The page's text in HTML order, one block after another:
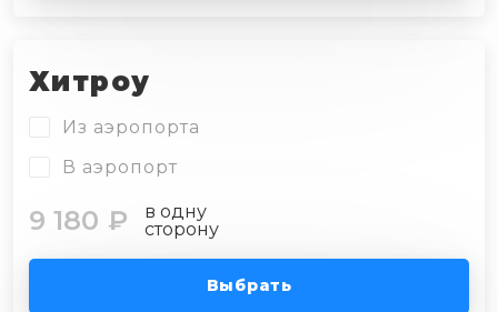
Хитроу
Из аэропорта
В аэропорт
9 180 ₽
в одну
сторону
Выбрать